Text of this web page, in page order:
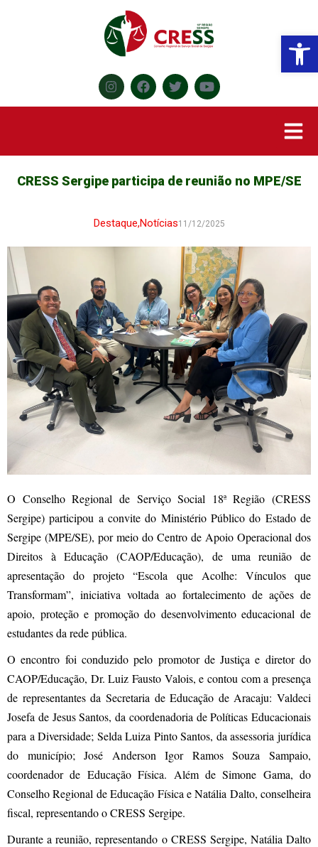
CRESS Sergipe participa de reunião no MPE/SE
Destaque,Notícias11/12/2025
O Conselho Regional de Serviço Social 18ª Região (CRESS
Sergipe) participou a convite do Ministério Público do Estado de
Sergipe (MPE/SE), por meio do Centro de Apoio Operacional dos
Direitos à Educação (CAOP/Educação), de uma reunião de
apresentação do projeto “Escola que Acolhe: Vínculos que
Transformam”, iniciativa voltada ao fortalecimento de ações de
apoio, proteção e promoção do desenvolvimento educacional de
estudantes da rede pública.
O encontro foi conduzido pelo promotor de Justiça e diretor do
CAOP/Educação, Dr. Luiz Fausto Valois, e contou com a presença
de representantes da Secretaria de Educação de Aracaju: Valdeci
Josefa de Jesus Santos, da coordenadoria de Políticas Educacionais
para a Diversidade; Selda Luiza Pinto Santos, da assessoria jurídica
do município; José Anderson Igor Ramos Souza Sampaio,
coordenador de Educação Física. Além de Simone Gama, do
Conselho Regional de Educação Física e Natália Dalto, conselheira
fiscal, representando o CRESS Sergipe.
Durante a reunião, representando o CRESS Sergipe, Natália Dalto